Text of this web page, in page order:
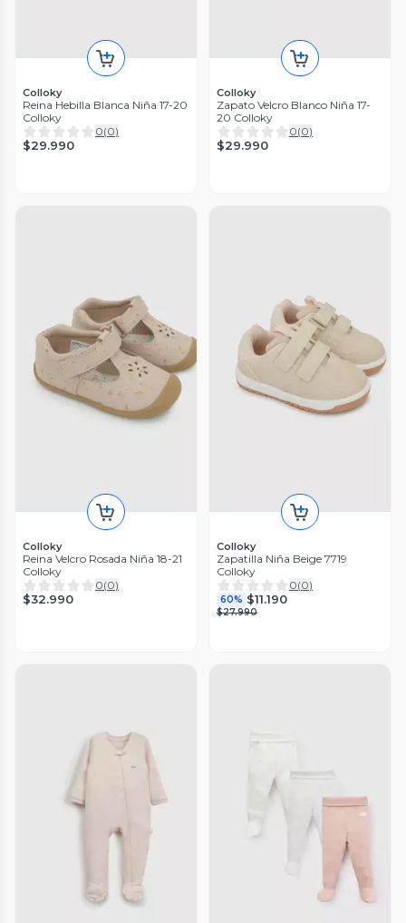
Colloky
Reina Hebilla Blanca Niña 17-20
Colloky
0(0)
$29.990
Colloky
Zapato Velcro Blanco Niña 17-
20 Colloky
0(0)
$29.990
Colloky
Reina Velcro Rosada Niña 18-21
Colloky
0(0)
$32.990
Colloky
Zapatilla Niña Beige 7719
Colloky
0(0)
60% $11.190
$27.990